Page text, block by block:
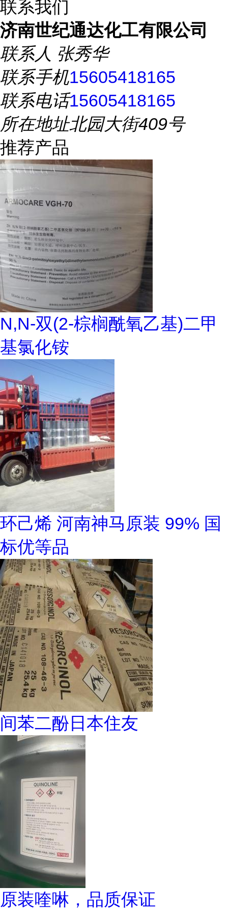
联系我们
济南世纪通达化工有限公司
联系人 张秀华
联系手机15605418165
联系电话15605418165
所在地址北园大街409号
推荐产品
N,N-双(2-棕榈酰氧乙基)二甲
基氯化铵
环己烯 河南神马原装 99% 国
标优等品
间苯二酚日本住友
原装喹啉，品质保证